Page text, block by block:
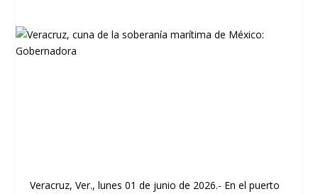
Veracruz, Ver., lunes 01 de junio de 2026.- En el puerto